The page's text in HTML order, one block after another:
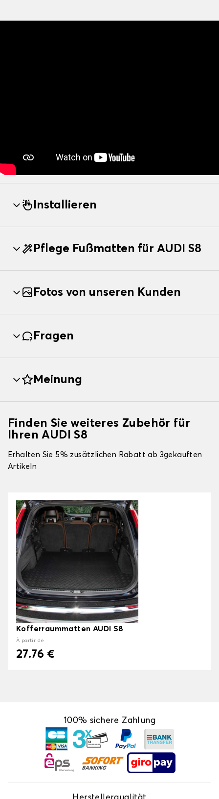
Installieren
Pflege Fußmatten für AUDI S8
Fotos von unseren Kunden
Fragen
Meinung
Finden Sie weiteres Zubehör für
Ihren AUDI S8
Erhalten Sie 5% zusätzlichen Rabatt ab 3gekauften
Artikeln
Kofferraummatten AUDI S8
À partir de
27.76 €
100% sichere Zahlung